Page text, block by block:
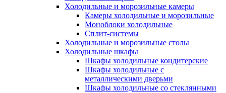
Холодильные и морозильные камеры
Камеры холодильные и морозильные
Моноблоки холодильные
Сплит-системы
Холодильные и морозильные столы
Холодильные шкафы
Шкафы холодильные кондитерские
Шкафы холодильные с
металлическими дверьми
Шкафы холодильные со стеклянными